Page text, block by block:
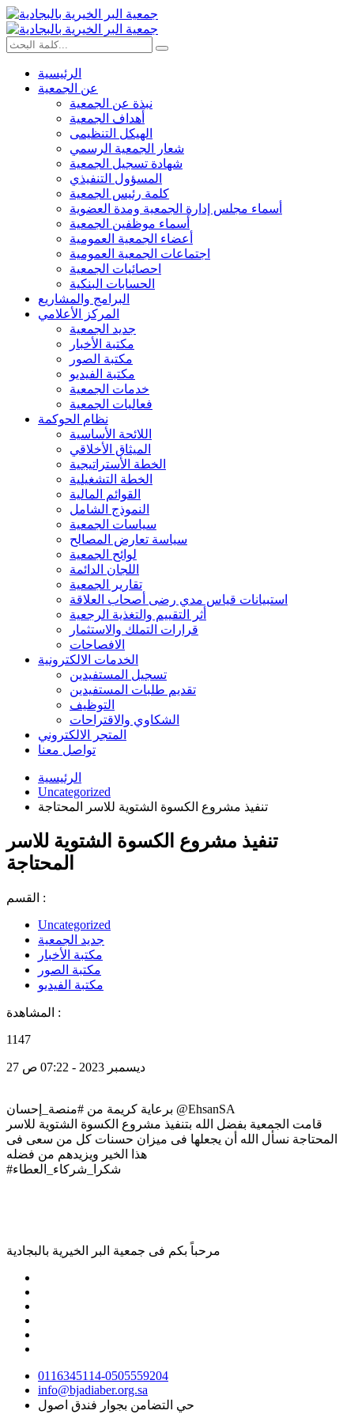
الرئيسية
عن الجمعية
نبذة عن الجمعية
أهداف الجمعية
الهيكل التنظيمى
شعار الجمعية الرسمي
شهادة تسجيل الجمعية
المسؤول التنفيذي
كلمة رئيس الجمعية
أسماء مجلس إدارة الجمعية ومدة العضوية
أسماء موظفين الجمعية
أعضاء الجمعية العمومية
اجتماعات الجمعية العمومية
احصائيات الجمعية
الحسابات البنكية
البرامج والمشاريع
المركز الأعلامي
جديد الجمعية
مكتبة الأخبار
مكتبة الصور
مكتبة الفيديو
خدمات الجمعية
فعاليات الجمعية
نظام الحوكمة
اللائحة الأساسية
الميثاق الأخلاقي
الخطة الأستراتيجية
الخطة التشغيلية
القوائم المالية
النموذج الشامل
سياسات الجمعية
سياسة تعارض المصالح
لوائح الجمعية
اللجان الدائمة
تقارير الجمعية
استبيانات قياس مدي رضى أصحاب العلاقة
أثر التقييم والتغذية الرجعية
قرارات التملك والاستثمار
الافصاحات
الخدمات الالكترونية
تسجيل المستفيدين
تقديم طلبات المستفيدين
التوظيف
الشكاوي والاقتراحات
المتجر الالكتروني
تواصل معنا
الرئيسية
Uncategorized
تنفيذ مشروع الكسوة الشتوية للاسر المحتاجة
تنفيذ مشروع الكسوة الشتوية للاسر
المحتاجة
القسم :
Uncategorized
جديد الجمعية
مكتبة الأخبار
مكتبة الصور
مكتبة الفيديو
المشاهدة :
1147
27 ديسمبر 2023 - 07:22 ص
برعاية كريمة من #منصة_إحسان @EhsanSA
قامت الجمعية بفضل الله بتنفيذ مشروع الكسوة الشتوية للاسر
المحتاجة نسأل الله أن يجعلها فى ميزان حسنات كل من سعى فى
هذا الخير ويزيدهم من فضله
#شكرا_شركاء_العطاء
مرحباً بكم فى جمعية البر الخيرية بالبجادية
0116345114-0505559204
info@bjadiaber.org.sa
حي التضامن بجوار فندق اصول